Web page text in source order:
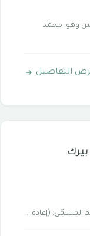
وهو: محمد
التفاصيل
المسمّى: (إعادة...